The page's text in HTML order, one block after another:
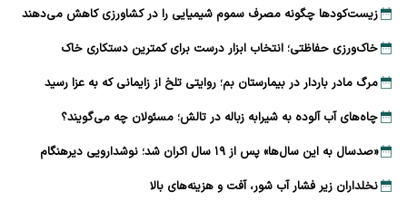
زیست‌کودها چگونه مصرف سموم شیمیایی را در کشاورزی کاهش می‌دهند
خاک‌ورزی حفاظتی؛ انتخاب ابزار درست برای کمترین دستکاری خاک
مرگ مادر باردار در بیمارستان بم؛ روایتی تلخ از زایمانی که به عزا رسید
چاه‌های آب آلوده به شیرابه زباله در تالش؛ مسئولان چه می‌گویند؟
«صدسال به این سال‌ها» پس از ۱۹ سال اکران شد؛ نوشدارویی دیرهنگام
نخلداران زیر فشار آب شور، آفت و هزینه‌های بالا